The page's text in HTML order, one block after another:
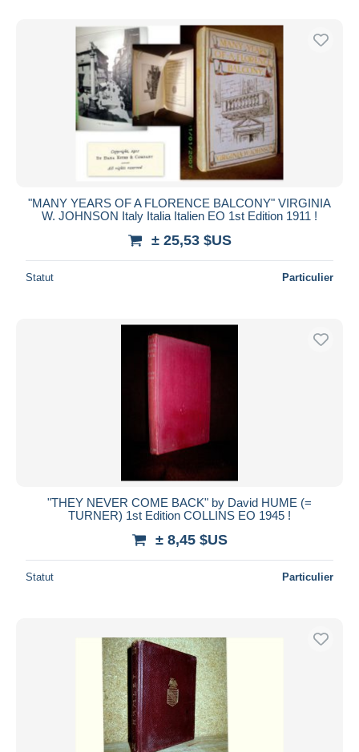
"MANY YEARS OF A FLORENCE BALCONY" VIRGINIA
W. JOHNSON Italy Italia Italien EO 1st Edition 1911 !
± 25,53 $US
Statut Particulier
"THEY NEVER COME BACK" by David HUME (=
TURNER) 1st Edition COLLINS EO 1945 !
± 8,45 $US
Statut Particulier